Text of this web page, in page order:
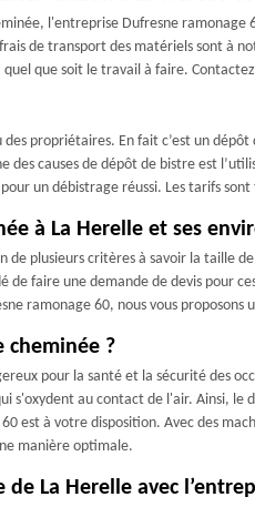
l'entreprise Dufresne
de transport des matériels sont à
que soit le travail à faire.
propriétaires. En fait c’est un
des causes de dépôt de bistre est
un débistrage réussi. Les tarifs
à La Herelle et ses
plusieurs critères à savoir la taille
faire une demande de devis pour
ramonage 60, nous vous proposons
cheminée ?
pour la santé et la sécurité des
s'oxydent au contact de l'air. Ainsi,
est à votre disposition. Avec des
manière optimale.
La Herelle avec